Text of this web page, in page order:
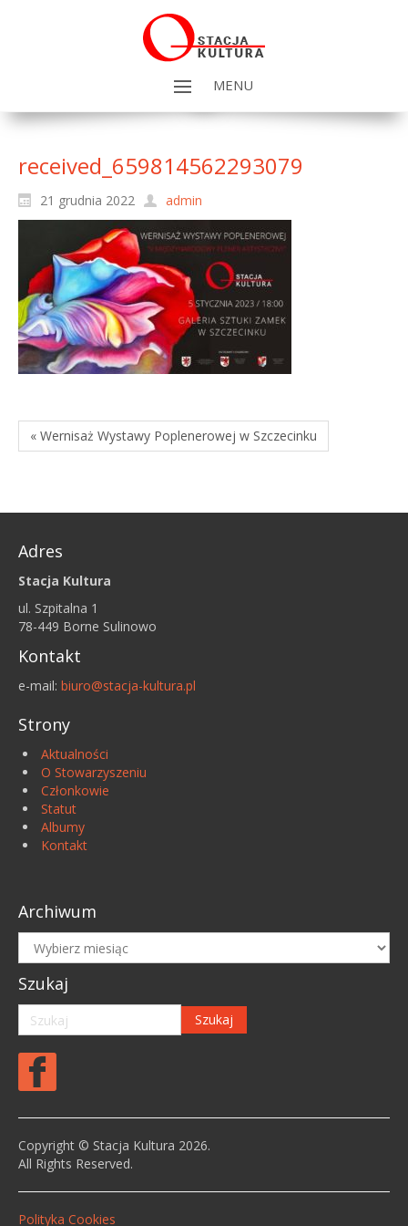
MENU
received_659814562293079
21 grudnia 2022 admin
« Wernisaż Wystawy Poplenerowej w Szczecinku
Adres
Stacja Kultura
ul. Szpitalna 1
78-449 Borne Sulinowo
Kontakt
e-mail: biuro@stacja-kultura.pl
Strony
Aktualności
O Stowarzyszeniu
Członkowie
Statut
Albumy
Kontakt
Archiwum
Archiwum
Szukaj
Copyright © Stacja Kultura 2026.
All Rights Reserved.
Polityka Cookies